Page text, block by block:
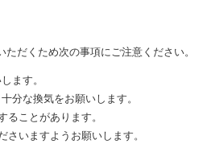
だくため次の事項にご注意ください。
ます。
分な換気をお願いします。
ことがあります。
いますようお願いします。